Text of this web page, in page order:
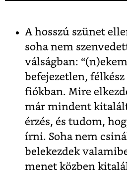
A hosszú szünet
soha nem
válságban:
befejezetlen,
fiókban. Mire
már mindent
érzés, és tudom,
írni. Soha nem
belekezdek
menet közben